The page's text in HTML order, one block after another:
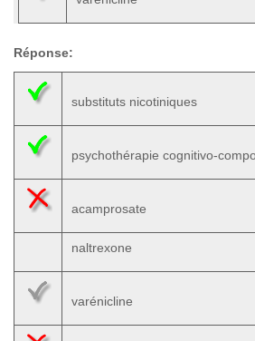
Réponse:
substituts nicotiniques
psychothérapie cognitivo-
acamprosate
naltrexone
varénicline